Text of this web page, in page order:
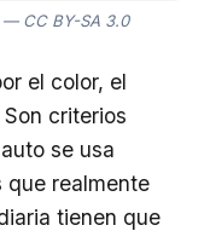
CC BY-SA 3.0
el color, el
criterios
se usa
que realmente
tienen que